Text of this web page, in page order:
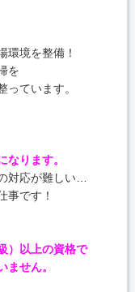
環境を整備！
を
っています。
なります。
対応が難しい…
事です！
）以上の資格で
ません。